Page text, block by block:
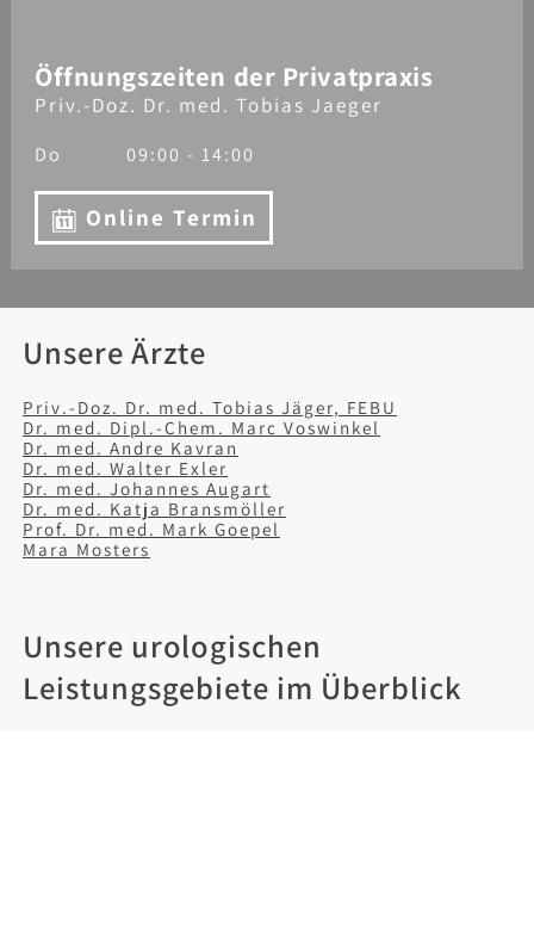
Öffnungszeiten der Privatpraxis
Priv.-Doz. Dr. med. Tobias Jaeger
Do 09:00 - 14:00
Online Termin
Unsere Ärzte
Priv.-Doz. Dr. med. Tobias Jäger, FEBU
Dr. med. Dipl.-Chem. Marc Voswinkel
Dr. med. Andre Kavran
Dr. med. Walter Exler
Dr. med. Johannes Augart
Dr. med. Katja Bransmöller
Prof. Dr. med. Mark Goepel
Mara Mosters
Unsere urologischen
Leistungsgebiete im Überblick